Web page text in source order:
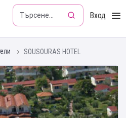
да пътуваш Вход
SOUSOURAS HOTEL